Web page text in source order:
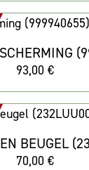
93,00 €
BEUGEL
70,00 €